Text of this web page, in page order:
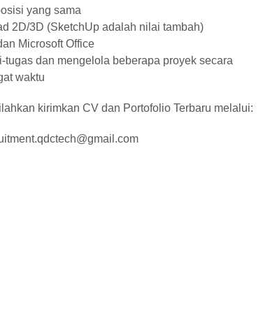
yang sama
2D/3D (SketchUp adalah nilai tambah)
Microsoft Office
tugas dan mengelola beberapa proyek secara
waktu
kirimkan CV dan Portofolio Terbaru melalui: